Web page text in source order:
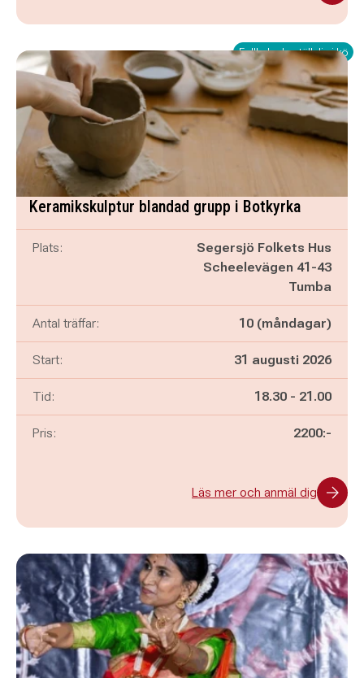
Fullbokad - ställ dig i kö
Keramikskulptur blandad grupp i Botkyrka
Plats:
Segersjö Folkets Hus
Scheelevägen 41-43
Tumba
Antal träffar: 10 (måndagar)
Start: 31 augusti 2026
Tid: Pågår mellan
18.30 - och
21.00
Pris: 2200:-
Läs mer och anmäl dig